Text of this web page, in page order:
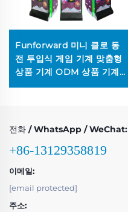
Funforward 미니 클로 동
전 투입식 게임 기계 맞춤형
상품 기계 ODM 상품 기계
중국 도매
전화 / WhatsApp / WeChat:
+86-13129358819
이메일:
[email protected]
주소: